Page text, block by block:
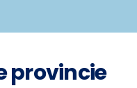
provincie